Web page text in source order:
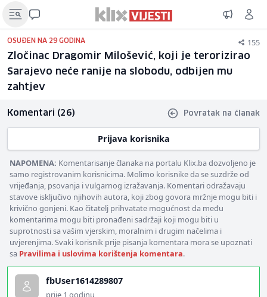
OSUĐEN NA 29 GODINA 155
Zločinac Dragomir Milošević, koji je terorizirao
Sarajevo neće ranije na slobodu, odbijen mu
zahtjev
Komentari (26) Povratak na članak
Prijava korisnika
NAPOMENA: Komentarisanje članaka na portalu Klix.ba dozvoljeno je
samo registrovanim korisnicima. Molimo korisnike da se suzdrže od
vrijeđanja, psovanja i vulgarnog izražavanja. Komentari odražavaju
stavove isključivo njihovih autora, koji zbog govora mržnje mogu biti i
krivično gonjeni. Kao čitatelj prihvatate mogućnost da među
komentarima mogu biti pronađeni sadržaji koji mogu biti u
suprotnosti sa vašim vjerskim, moralnim i drugim načelima i
uvjerenjima. Svaki korisnik prije pisanja komentara mora se upoznati
sa Pravilima i uslovima korištenja komentara.
fbUser1614289807
prije 1 godinu